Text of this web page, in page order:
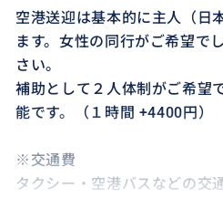
空港送迎は基本的に主人（日
ます。女性の同行がご希望で
さい。
補助として２人体制がご希望
能です。（１時間 +4400円）
※交通費
タクシー・空港バスなどの交